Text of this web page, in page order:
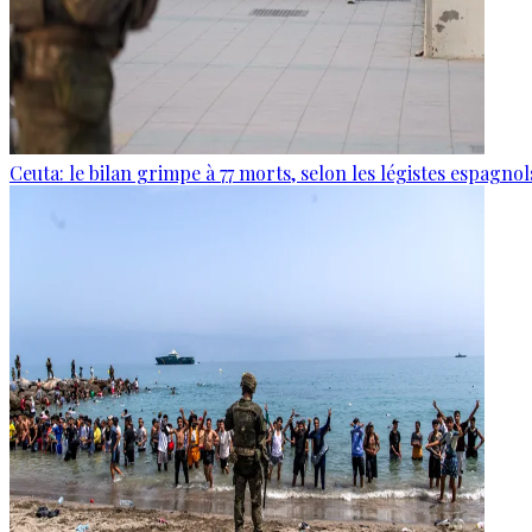
Ceuta: le bilan grimpe à 77 morts, selon les légistes